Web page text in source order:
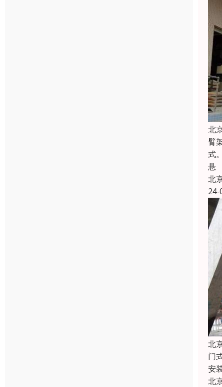
北
臂
式
悬
北
24-
北
门
安
北